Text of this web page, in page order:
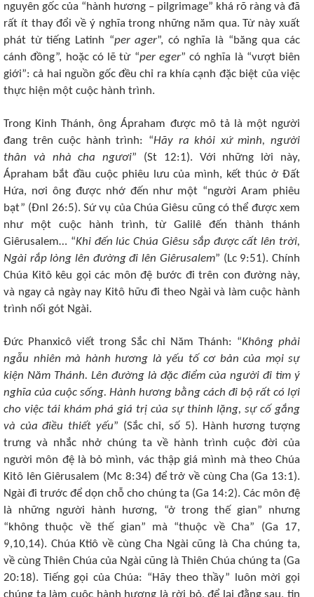
nguyên gốc của “hành hương – pilgrimage” khá rõ ràng và đã
rất ít thay đổi về ý nghĩa trong những năm qua. Từ này xuất
phát từ tiếng Latinh “per ager”, có nghĩa là “băng qua các
cánh đồng”, hoặc có lẽ từ “per eger” có nghĩa là “vượt biên
giới”: cả hai nguồn gốc đều chỉ ra khía cạnh đặc biệt của việc
thực hiện một cuộc hành trình.
Trong Kinh Thánh, ông Ápraham được mô tả là một người
đang trên cuộc hành trình: “Hãy ra khỏi xứ mình, người
thân và nhà cha ngươi” (St 12:1). Với những lời này,
Ápraham bắt đầu cuộc phiêu lưu của mình, kết thúc ở Đất
Hứa, nơi ông được nhớ đến như một “người Aram phiêu
bạt” (Đnl 26:5). Sứ vụ của Chúa Giêsu cũng có thể được xem
như một cuộc hành trình, từ Galilê đến thành thánh
Giêrusalem… “Khi đến lúc Chúa Giêsu sắp được cất lên trời,
Ngài rắp lòng lên đường đi lên Giêrusalem” (Lc 9:51). Chính
Chúa Kitô kêu gọi các môn đệ bước đi trên con đường này,
và ngay cả ngày nay Kitô hữu đi theo Ngài và làm cuộc hành
trình nối gót Ngài.
Đức Phanxicô viết trong Sắc chỉ Năm Thánh: “Không phải
ngẫu nhiên mà hành hương là yếu tố cơ bản của mọi sự
kiện Năm Thánh. Lên đường là đặc điểm của người đi tìm ý
nghĩa của cuộc sống. Hành hương bằng cách đi bộ rất có lợi
cho việc tái khám phá giá trị của sự thinh lặng, sự cố gắng
và của điều thiết yếu” (Sắc chỉ, số 5). Hành hương tượng
trưng và nhắc nhở chúng ta về hành trình cuộc đời của
người môn đệ là bỏ mình, vác thập giá mình mà theo Chúa
Kitô lên Giêrusalem (Mc 8:34) để trở về cùng Cha (Ga 13:1).
Ngài đi trước để dọn chỗ cho chúng ta (Ga 14:2). Các môn đệ
là những người hành hương, “ở trong thế gian” nhưng
“không thuộc về thế gian” mà “thuộc về Cha” (Ga 17,
9,10,14). Chúa Ktiô về cùng Cha Ngài cũng là Cha chúng ta,
về cùng Thiên Chúa của Ngài cũng là Thiên Chúa chúng ta (Ga
20:18). Tiếng gọi của Chúa: “Hãy theo thầy” luôn mời gọi
chúng ta làm cuộc hành hương là rời bỏ, để lại đằng sau, tin